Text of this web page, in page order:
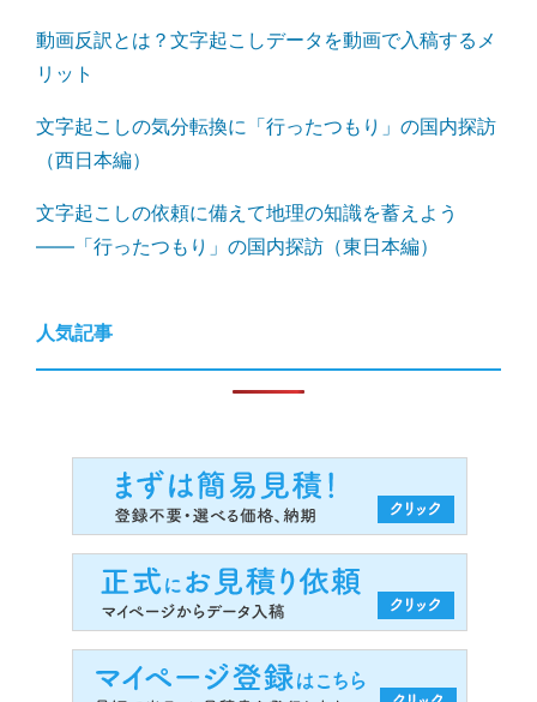
動画反訳とは？文字起こしデータを動画で入稿するメ
リット
文字起こしの気分転換に「行ったつもり」の国内探訪
（西日本編）
文字起こしの依頼に備えて地理の知識を蓄えよう
――「行ったつもり」の国内探訪（東日本編）
人気記事